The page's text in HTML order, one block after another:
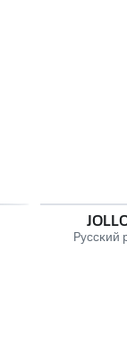
Русский